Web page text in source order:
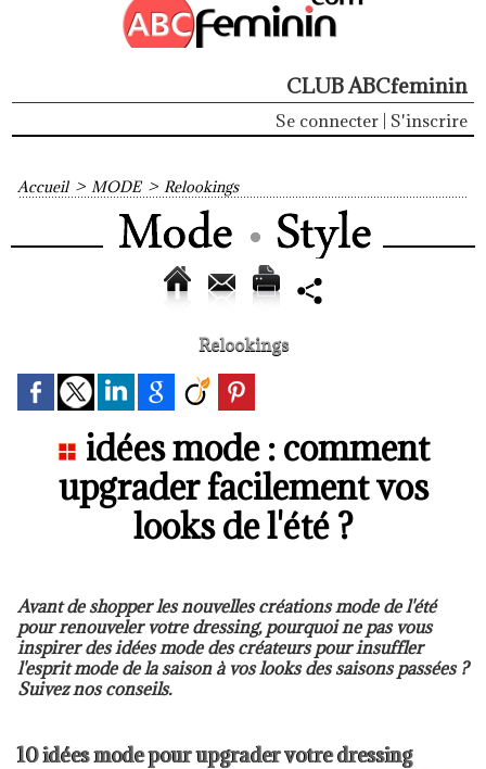
CLUB ABCfeminin
Se connecter S'inscrire
Accueil > MODE > Relookings
Relookings
idées mode : comment
upgrader facilement vos
looks de l'été ?
Avant de shopper les nouvelles créations mode de l'été
pour renouveler votre dressing, pourquoi ne pas vous
inspirer des idées mode des créateurs pour insuffler
l'esprit mode de la saison à vos looks des saisons passées ?
Suivez nos conseils.
10 idées mode pour upgrader votre dressing